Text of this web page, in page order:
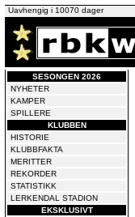
Uavhengig i 10070 dager
SESONGEN 2026
NYHETER
KAMPER
SPILLERE
KLUBBEN
HISTORIE
KLUBBFAKTA
MERITTER
REKORDER
STATISTIKK
LERKENDAL STADION
EKSKLUSIVT